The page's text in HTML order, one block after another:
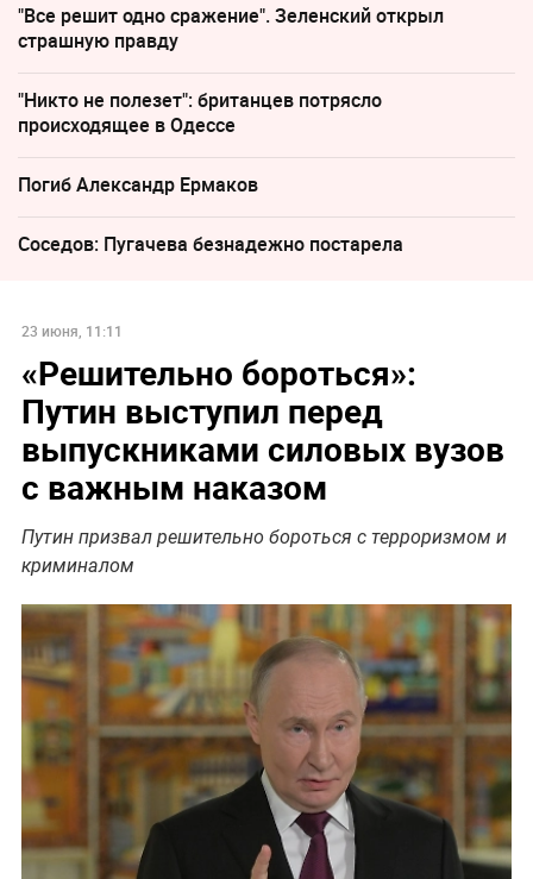
"Все решит одно сражение". Зеленский открыл
страшную правду
"Никто не полезет": британцев потрясло
происходящее в Одессе
Погиб Александр Ермаков
Соседов: Пугачева безнадежно постарела
23 июня, 11:11
«Решительно бороться»:
Путин выступил перед
выпускниками силовых вузов
с важным наказом
Путин призвал решительно бороться с терроризмом и
криминалом